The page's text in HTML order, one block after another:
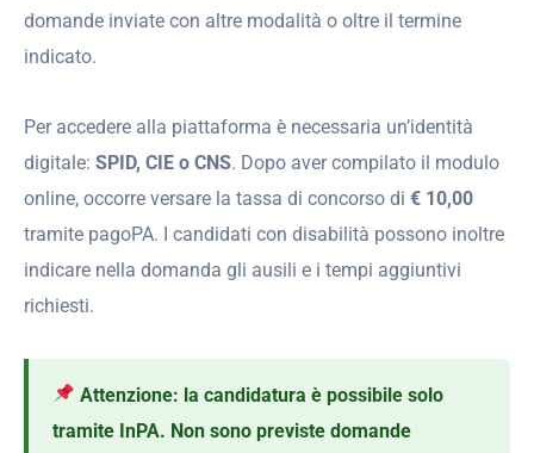
domande inviate con altre modalità o oltre il termine
indicato.
Per accedere alla piattaforma è necessaria un’identità
digitale: SPID, CIE o CNS. Dopo aver compilato il modulo
online, occorre versare la tassa di concorso di € 10,00
tramite pagoPA. I candidati con disabilità possono inoltre
indicare nella domanda gli ausili e i tempi aggiuntivi
richiesti.
Attenzione: la candidatura è possibile solo
tramite InPA. Non sono previste domande